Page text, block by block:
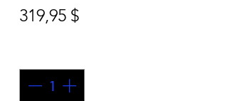
319,95 $Prix